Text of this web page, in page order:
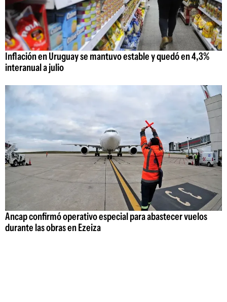
Inflación en Uruguay se mantuvo estable y quedó en 4,3%
interanual a julio
Ancap confirmó operativo especial para abastecer vuelos
durante las obras en Ezeiza